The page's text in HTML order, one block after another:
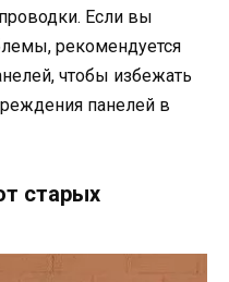
Если вы
рекомендуется
чтобы избежать
панелей в
старых